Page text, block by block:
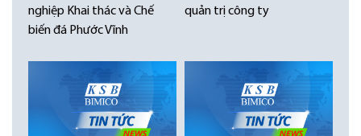
nghiệp Khai thác và Chế
biến đá Phước Vĩnh
quản trị công ty